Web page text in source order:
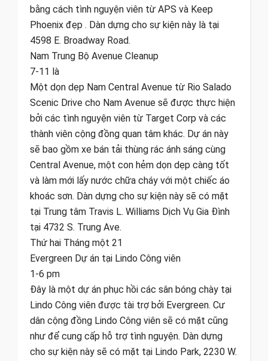
bằng cách tình nguyện viên từ APS và Keep
Phoenix đẹp . Dàn dựng cho sự kiện này là tại
4598 E. Broadway Road.
Nam Trung Bộ Avenue Cleanup
7-11 là
Một dọn dẹp Nam Central Avenue từ Rio Salado
Scenic Drive cho Nam Avenue sẽ được thực hiện
bởi các tình nguyện viên từ Target Corp và các
thành viên cộng đồng quan tâm khác. Dự án này
sẽ bao gồm xe bán tải thùng rác ánh sáng cùng
Central Avenue, một con hẻm dọn dẹp càng tốt
và làm mới lấy nước chữa cháy với một chiếc áo
khoác sơn. Dàn dựng cho sự kiện này sẽ có mặt
tại Trung tâm Travis L. Williams Dịch Vụ Gia Đình
tại 4732 S. Trung Ave.
Thứ hai Tháng một 21
Evergreen Dự án tại Lindo Công viên
1-6 pm
Đây là một dự án phục hồi các sân bóng chày tại
Lindo Công viên được tài trợ bởi Evergreen. Cư
dân cộng đồng Lindo Công viên sẽ có mặt cũng
như để cung cấp hỗ trợ tình nguyện. Dàn dựng
cho sự kiện này sẽ có mặt tại Lindo Park, 2230 W.